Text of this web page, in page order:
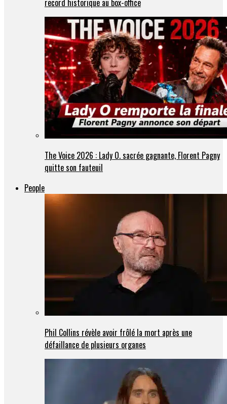
record historique au box-office
The Voice 2026 : Lady O. sacrée gagnante, Florent Pagny
quitte son fauteuil
People
Phil Collins révèle avoir frôlé la mort après une
défaillance de plusieurs organes